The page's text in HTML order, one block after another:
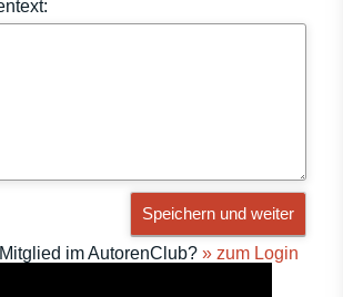
Speichern und weiter
im AutorenClub? » zum Login